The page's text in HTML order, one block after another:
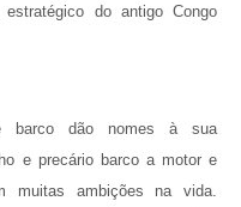
do antigo Congo
barco dão nomes à sua
e precário barco a motor e
muitas ambições na vida.